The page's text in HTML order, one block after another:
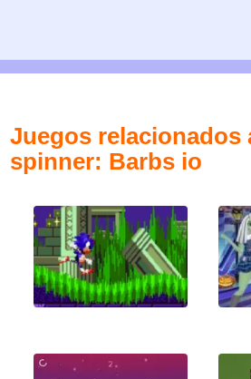
Juegos relacionados
spinner: Barbs io